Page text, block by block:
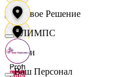
Первое Решение
Пери
ОЛИМПС
Ваш Персонал